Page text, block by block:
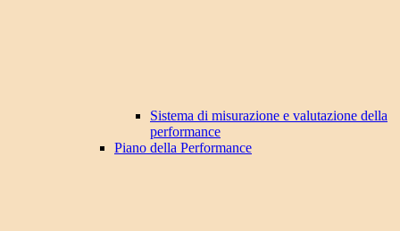
Sistema di misurazione e valutazione della
performance
Piano della Performance